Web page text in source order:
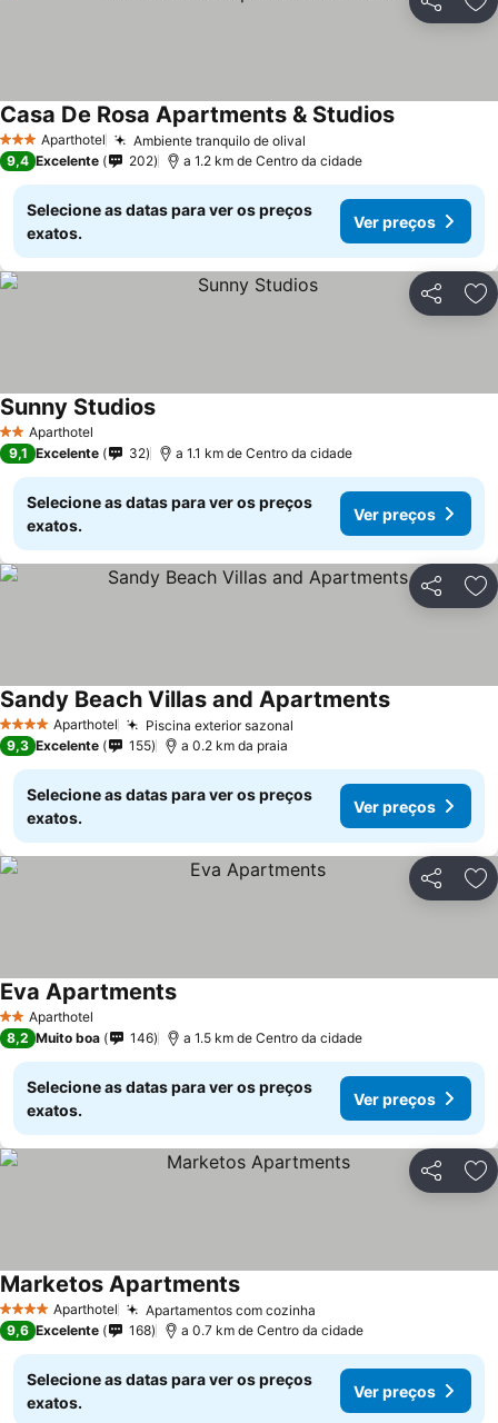
Partilhar
3 EstrelasAparthotel Ambiente tranquilo de olival
Casa De Rosa Apartments & Studios
9,4 Excelente 202 a 1.2 km de Centro da cidade
Selecione as datas para ver os preços
exatos.
Ver preços
Partilhar
2 EstrelasAparthotel
Sunny Studios
9,1 Excelente 32 a 1.1 km de Centro da cidade
Selecione as datas para ver os preços
exatos.
Ver preços
Partilhar
4 EstrelasAparthotel Piscina exterior sazonal
Sandy Beach Villas and Apartments
9,3 Excelente 155 a 0.2 km da praia
Selecione as datas para ver os preços
exatos.
Ver preços
Partilhar
2 EstrelasAparthotel
Eva Apartments
8,2 Muito boa 146 a 1.5 km de Centro da cidade
Selecione as datas para ver os preços
exatos.
Ver preços
Partilhar
4 EstrelasAparthotel Apartamentos com cozinha
Marketos Apartments
9,6 Excelente 168 a 0.7 km de Centro da cidade
Selecione as datas para ver os preços
exatos.
Ver preços